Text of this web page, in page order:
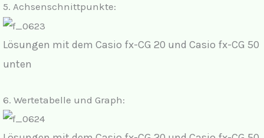
5. Achsenschnittpunkte:
Lösungen mit dem Casio fx-CG 20 und Casio fx-CG 50
unten
6. Wertetabelle und Graph: